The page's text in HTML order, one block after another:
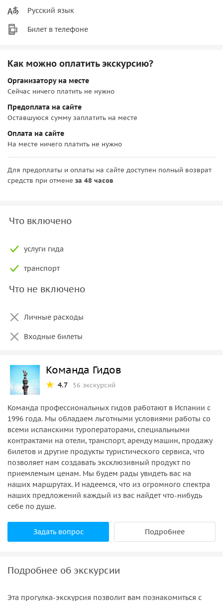
Русский язык
Билет в телефоне
Как можно оплатить экскурсию?
Организатору на месте
Сейчас ничего платить не нужно
Предоплата на сайте
Оставшуюся сумму заплатить на месте
Оплата на сайте
На месте ничего платить не нужно
Для предоплаты и оплаты на сайте доступен полный возврат
средств при отмене за 48 часов
Что включено
услуги гида
транспорт
Что не включено
Личные расходы
Входные билеты
Команда Гидов
4.7 56 экскурсий
Команда профессиональных гидов работают в Испании c
1996 года. Мы обладаем льготными условиями работы со
всеми испанскими туроператорами, специальными
контрактами на отели, транспорт, аренду машин, продажу
билетов и другие продукты туристического сервиса, что
позволяет нам создавать эксклюзивный продукт по
приемлемым ценам. Мы будем рады увидеть вас на
наших маршрутах. И надеемся, что из огромного спектра
наших предложений каждый из вас найдет что-нибудь
себе по душе.
Задать вопрос Подробнее
Подробнее об экскурсии
Эта прогулка-экскурсия позволит вам познакомиться с